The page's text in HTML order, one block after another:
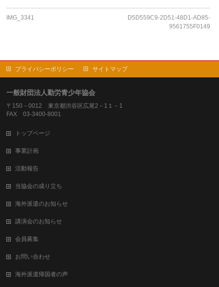
IMG_3341
D5D559C9-2D51-48D1-AD85-
9561755F0149
プライバシーポリシー サイトマップ
一般財団法人勤労青少年協会
〒150－0012 東京都渋谷区広尾2－1１－1
FAX 03-3400-8001
トップページ
事業計画
活動報告
当協会の成り立ち
海外派遣のお知らせ
講演会のお知らせ
会員募集
お問い合わせ
海外派遣帰国者の声